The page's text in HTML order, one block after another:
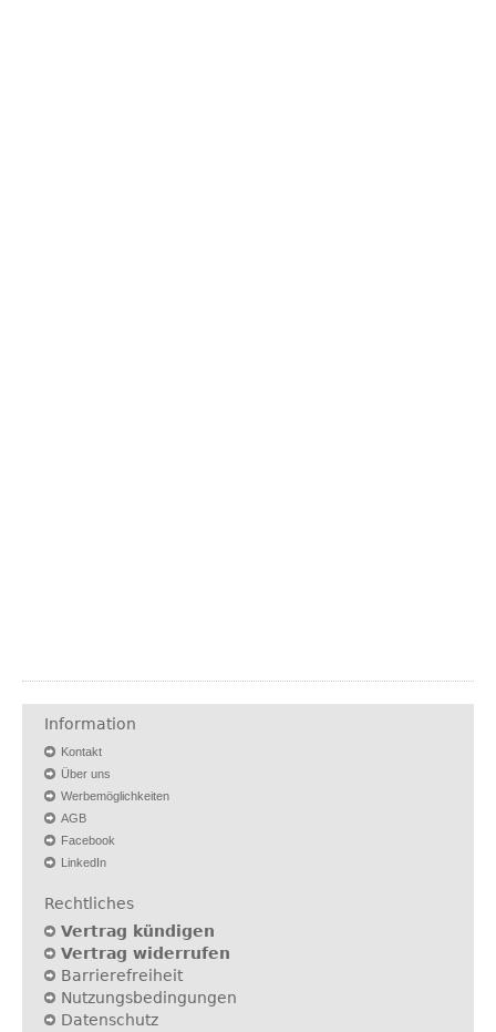
Information
Kontakt
Über uns
Werbemöglichkeiten
AGB
Facebook
LinkedIn
Rechtliches
Vertrag kündigen
Vertrag widerrufen
Barrierefreiheit
Nutzungsbedingungen
Datenschutz